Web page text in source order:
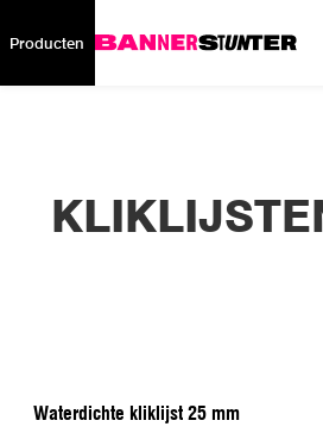
Producten
Waterdichte kliklijst 25 mm